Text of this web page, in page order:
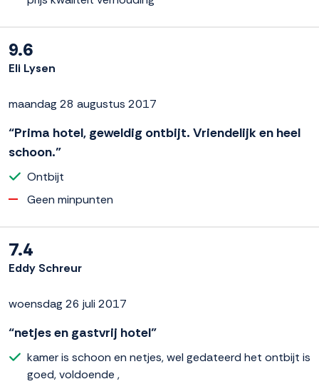
9.6
Eli Lysen
maandag 28 augustus 2017
“Prima hotel, geweldig ontbijt. Vriendelijk en heel
schoon.”
Ontbijt
Geen minpunten
7.4
Eddy Schreur
woensdag 26 juli 2017
“netjes en gastvrij hotel”
kamer is schoon en netjes, wel gedateerd het ontbijt is
goed, voldoende ,